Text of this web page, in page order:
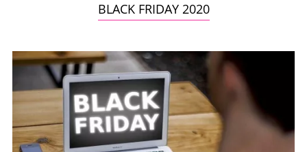
BLACK FRIDAY 2020